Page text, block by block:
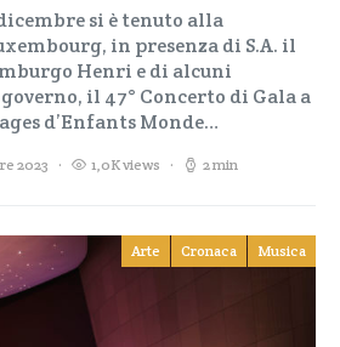
si è tenuto alla
in presenza di S.A. il
Henri e di alcuni
il 47° Concerto di Gala a
d’Enfants Monde…
2023 1,0K views 2 min
Arte Cronaca Musica